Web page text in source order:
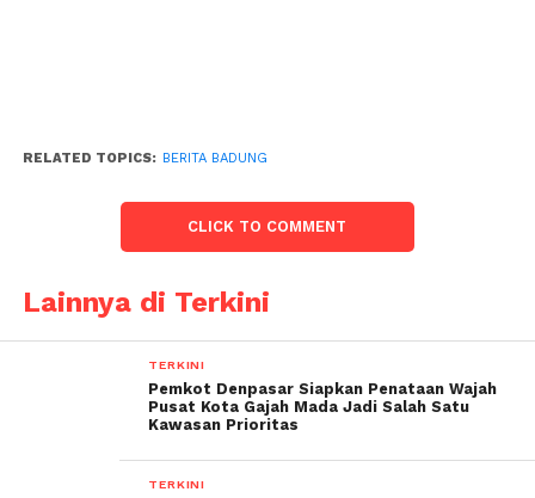
RELATED TOPICS: BERITA BADUNG
CLICK TO COMMENT
Lainnya di Terkini
TERKINI
Pemkot Denpasar Siapkan Penataan Wajah
Pusat Kota Gajah Mada Jadi Salah Satu
Kawasan Prioritas
TERKINI